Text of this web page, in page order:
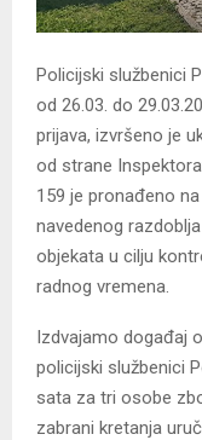
Policijski službenici
od 26.03. do
prijava, izvršeno je
od strane
159 je pronađeno
navedenog
objekata u cilju
radnog vremena.
Izdvajamo događaj
policijski službenici
sata za tri osobe
zabrani kretanja